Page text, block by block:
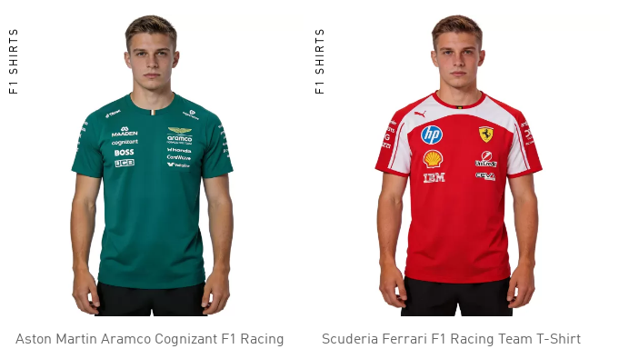
F1 SHIRTS
Aston Martin Aramco Cognizant F1 Racing
F1 SHIRTS
Scuderia Ferrari F1 Racing Team T-Shirt